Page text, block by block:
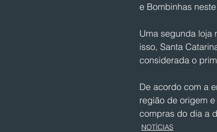
e Bombinhas
Uma segunda loja
isso, Santa
considerada o
De acordo com a
região de origem
compras do dia a
NOTÍCIAS